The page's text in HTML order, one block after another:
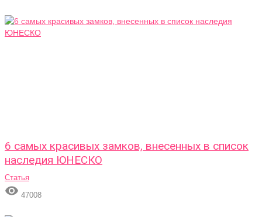
6 самых красивых замков, внесенных в список
наследия ЮНЕСКО
Статья
 47008